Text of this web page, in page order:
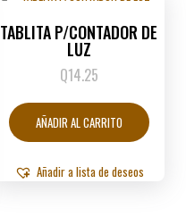
TABLITA P/CONTADOR DE
LUZ
Q14.25
AÑADIR AL CARRITO
Añadir a lista de deseos